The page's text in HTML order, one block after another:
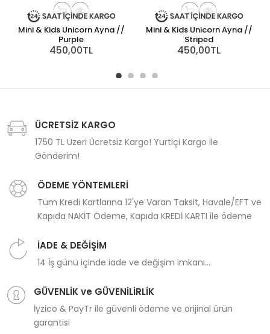
Mini & Kids Unicorn Ayna //
Purple
450,00TL
Mini & Kids Unicorn Ayna //
Striped
450,00TL
ÜCRETSİZ KARGO
1750 TL Üzeri Ücretsiz Kargo! Yurtiçi Kargo ile
Gönderim!
ÖDEME YÖNTEMLERİ
Tüm Kredi Kartlarına 12'ye Varan Taksit, Havale/EFT ve
Kapıda NAKİT Ödeme, Kapıda KREDİ KARTI ile ödeme
İADE & DEĞİŞİM
14 İş günü içinde iade ve değişim imkanı...
GÜVENLİK ve GÜVENİLİRLİK
İyzico & PayTr ile güvenli ödeme ve orijinal ürün
garantisi